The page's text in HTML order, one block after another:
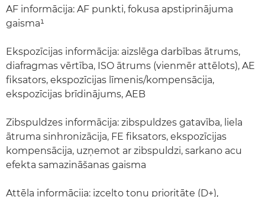
AF informācija: AF punkti, fokusa apstiprinājuma
gaisma¹
Ekspozīcijas informācija: aizslēga darbības ātrums,
diafragmas vērtība, ISO ātrums (vienmēr attēlots), AE
fiksators, ekspozīcijas līmenis/kompensācija,
ekspozīcijas brīdinājums, AEB
Zibspuldzes informācija: zibspuldzes gatavība, liela
ātruma sinhronizācija, FE fiksators, ekspozīcijas
kompensācija, uzņemot ar zibspuldzi, sarkano acu
efekta samazināšanas gaisma
Attēla informācija: izcelto toņu prioritāte (D+),